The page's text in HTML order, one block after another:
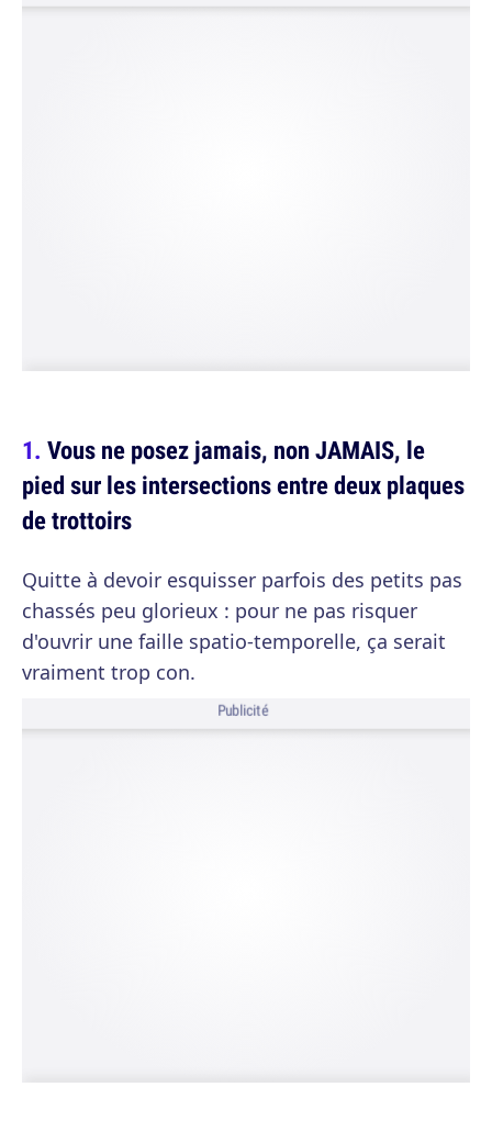
Vous ne posez jamais, non JAMAIS, le
pied sur les intersections entre deux plaques
de trottoirs
Quitte à devoir esquisser parfois des petits pas
chassés peu glorieux : pour ne pas risquer
d'ouvrir une faille spatio-temporelle, ça serait
vraiment trop con.
Publicité